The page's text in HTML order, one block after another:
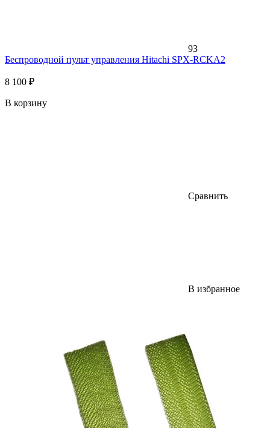
93
Беспроводной пульт управления Hitachi SPX-RCKA2
8 100 ₽
В корзину
Сравнить
В избранное